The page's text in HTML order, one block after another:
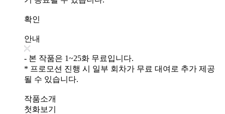
확인
안내
- 본 작품은 1~25화 무료입니다.
* 프로모션 진행 시 일부 회차가 무료 대여로 추가 제공
될 수 있습니다.
작품소개
첫화보기